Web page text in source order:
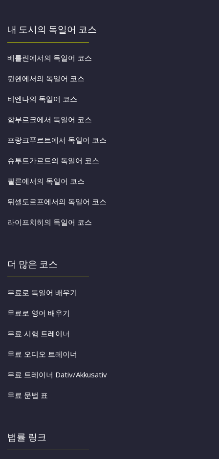
내 도시의 독일어 코스
베를린에서의 독일어 코스
뮌헨에서의 독일어 코스
비엔나의 독일어 코스
함부르크에서 독일어 코스
프랑크푸르트에서 독일어 코스
슈투트가르트의 독일어 코스
쾰른에서의 독일어 코스
뒤셀도르프에서의 독일어 코스
라이프치히의 독일어 코스
더 많은 코스
무료로 독일어 배우기
무료로 영어 배우기
무료 시험 트레이너
무료 오디오 트레이너
무료 트레이너 Dativ/Akkusativ
무료 문법 표
법률 링크